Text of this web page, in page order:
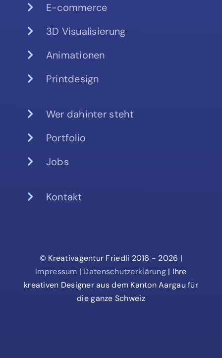
E-commerce
3D Visualisierung
Animationen
Printdesign
Wer dahinter steht
Portfolio
Jobs
Kontakt
© Kreativagentur Friedli 2016 - 2026 |
Impressum | Datenschutzerklärung | Ihre
kreativen Designer aus dem Kanton Aargau für
die ganze Schweiz